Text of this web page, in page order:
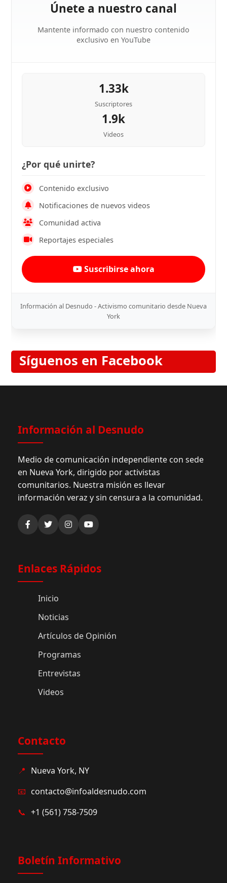
Únete a nuestro canal
Mantente informado con nuestro contenido
exclusivo en YouTube
1.33k
Suscriptores
1.9k
Videos
¿Por qué unirte?
Contenido exclusivo
Notificaciones de nuevos videos
Comunidad activa
Reportajes especiales
Suscribirse ahora
Información al Desnudo - Activismo comunitario desde Nueva
York
Síguenos en Facebook
Información al Desnudo
Medio de comunicación independiente con sede
en Nueva York, dirigido por activistas
comunitarios. Nuestra misión es llevar
información veraz y sin censura a la comunidad.
Enlaces Rápidos
Inicio
Noticias
Artículos de Opinión
Programas
Entrevistas
Videos
Contacto
📍 Nueva York, NY
📧 contacto@infoaldesnudo.com
📞 +1 (561) 758-7509
Boletín Informativo